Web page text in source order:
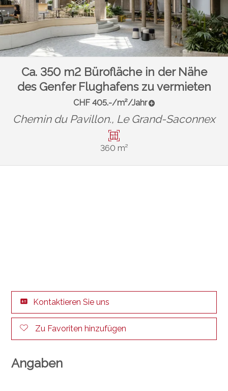
Ca. 350 m2 Bürofläche in der Nähe
des Genfer Flughafens zu vermieten
CHF 405.-/m²/Jahr
Chemin du Pavillon., Le Grand-Saconnex
360 m²
Kontaktieren Sie uns
Zu Favoriten hinzufügen
Angaben